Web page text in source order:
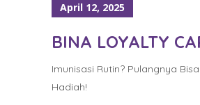
April 12, 2025
BINA LOYALTY
Imunisasi Rutin? Pulangnya
Hadiah!